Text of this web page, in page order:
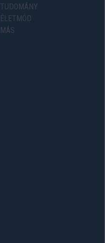
TUDOMÁNY
ÉLETMÓD
MÁS